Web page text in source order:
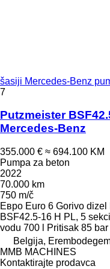
šasiji Mercedes-Benz
7
Putzmeister
Mercedes-Benz
355.000 € ≈ 694.100 KM
Pumpa za beton
2022
70.000 km
750 m/č
Евро Euro 6 Gorivo dizel
BSF42.5-16 H PL, 5
vodu 700 l Pritisak 85 bar
Belgija,
MMB MACHINES
Kontaktirajte prodavca